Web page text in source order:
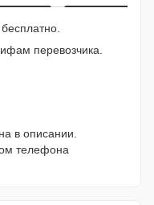
перевозчика.
в описании.
телефона